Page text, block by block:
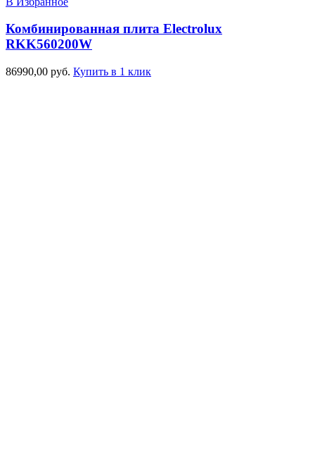
Комбинированная плита Electrolux
RKK560200W
86990,00 руб. Купить в 1 клик